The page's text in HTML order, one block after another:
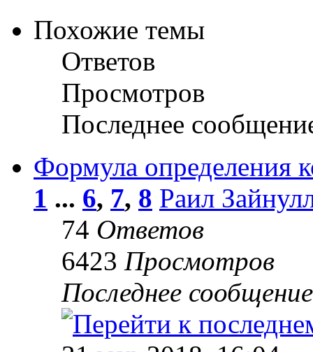
Похожие темы
Ответов
Просмотров
Последнее
Формула определения
1 ... 6, 7, 8 Раил
74 Ответов
6423 Просмотров
Последнее